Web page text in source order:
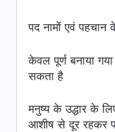
पद नामों एवं पहचान
केवल पूर्ण बनाया
सकता है
मनुष्य के उद्धार के
आशीष से दूर रहकर